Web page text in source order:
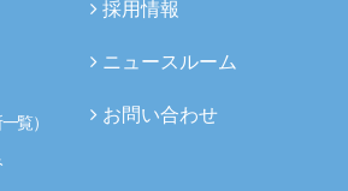
覧）
採用情報
ニュースルーム
お問い合わせ